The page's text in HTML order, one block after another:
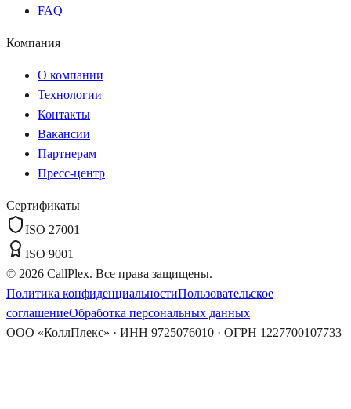
FAQ
Компания
О компании
Технологии
Контакты
Вакансии
Партнерам
Пресс-центр
Сертификаты
ISO 27001
ISO 9001
© 2026 CallPlex. Все права защищены.
Политика конфиденциальностиПользовательское
соглашениеОбработка персональных данных
ООО «КоллПлекс» · ИНН 9725076010 · ОГРН 1227700107733